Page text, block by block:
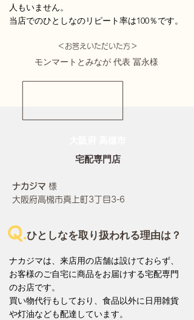
宅配専門店
ナカジマ 様
大阪府高槻市真上町3丁目3-6
Q.ひとしなを取り扱われる理由は？
ナカジマは、来店用の店舗は設けておらず、
お客様のご自宅に商品をお届けする宅配専門
のお店です。
買い物代行もしており、食品以外に日用雑貨
や灯油なども配達しています。
人もいません。
当店でのひとしなのリピート率は100％です。
＜お答えいただいた方＞
モンマートとみなが 代表 冨永様